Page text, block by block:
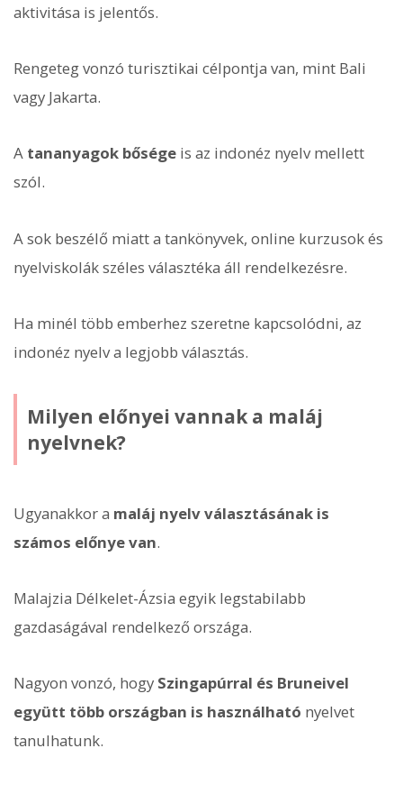
aktivitása is jelentős.
Rengeteg vonzó turisztikai célpontja van, mint Bali
vagy Jakarta.
A tananyagok bősége is az indonéz nyelv mellett
szól.
A sok beszélő miatt a tankönyvek, online kurzusok és
nyelviskolák széles választéka áll rendelkezésre.
Ha minél több emberhez szeretne kapcsolódni, az
indonéz nyelv a legjobb választás.
Milyen előnyei vannak a maláj
nyelvnek?
Ugyanakkor a maláj nyelv választásának is
számos előnye van.
Malajzia Délkelet-Ázsia egyik legstabilabb
gazdaságával rendelkező országa.
Nagyon vonzó, hogy Szingapúrral és Bruneivel
együtt több országban is használható nyelvet
tanulhatunk.